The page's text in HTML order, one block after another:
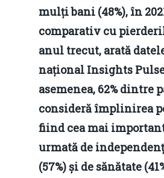
mulți bani (48%), în
comparativ cu
anul trecut, arată
național Insights
asemenea, 62% dintre
consideră împlinirea
fiind cea mai
urmată de
(57%) și de sănătate